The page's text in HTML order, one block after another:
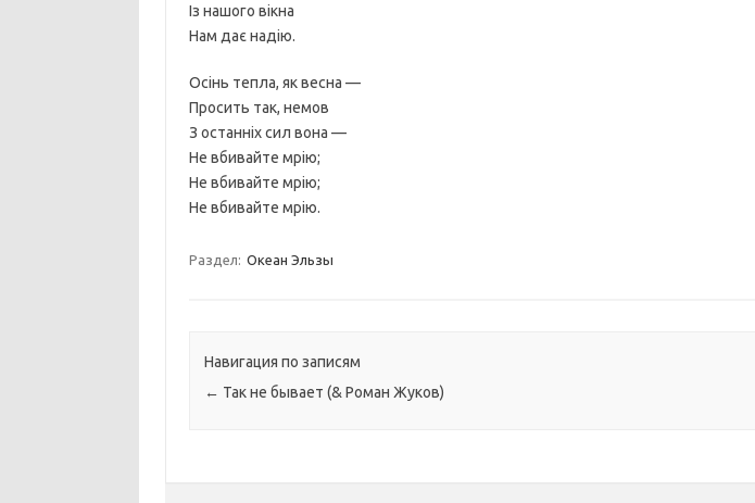
Iз нашого вікна
Нам дає надію.
Осінь тепла, як весна —
Просить так, немов
З останніх сил вона —
Не вбивайте мрію;
Не вбивайте мрію;
Не вбивайте мрію.
Раздел: Океан Эльзы
Навигация по записям
← Так не бывает (& Роман Жуков)